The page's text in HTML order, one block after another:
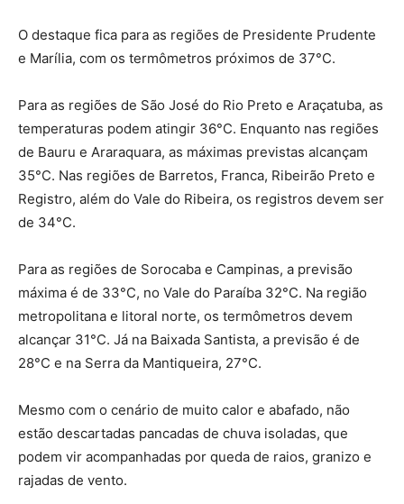
O destaque fica para as regiões de Presidente Prudente
e Marília, com os termômetros próximos de 37°C.
Para as regiões de São José do Rio Preto e Araçatuba, as
temperaturas podem atingir 36°C. Enquanto nas regiões
de Bauru e Araraquara, as máximas previstas alcançam
35°C. Nas regiões de Barretos, Franca, Ribeirão Preto e
Registro, além do Vale do Ribeira, os registros devem ser
de 34°C.
Para as regiões de Sorocaba e Campinas, a previsão
máxima é de 33°C, no Vale do Paraíba 32°C. Na região
metropolitana e litoral norte, os termômetros devem
alcançar 31°C. Já na Baixada Santista, a previsão é de
28°C e na Serra da Mantiqueira, 27°C.
Mesmo com o cenário de muito calor e abafado, não
estão descartadas pancadas de chuva isoladas, que
podem vir acompanhadas por queda de raios, granizo e
rajadas de vento.